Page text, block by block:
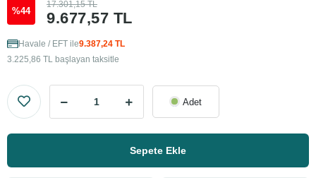
%44 9.677,57 TL
17.301,15 TL
Havale / EFT ile9.387,24 TL
3.225,86 TL başlayan taksitle
Adet
Sepete Ekle